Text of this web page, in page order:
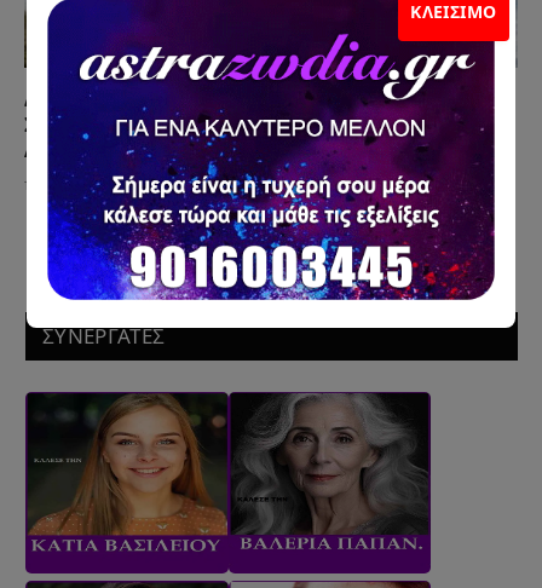
ΚΛΕΊΣΙΜΟ
Δεν σου Στέλνει, αλλά σε Σκέφτεται Κάθε Μέρα; Η
Συμπεριφορά που Μπερδεύει Χιλιάδες
Ανθρώπους
12 Ιουλίου 2026
ΣΥΝΕΡΓΑΤΕΣ